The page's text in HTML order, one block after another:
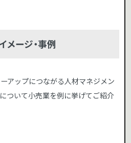
メージ・事例
アップにつながる人材マネジメン
ついて小売業を例に挙げてご紹介